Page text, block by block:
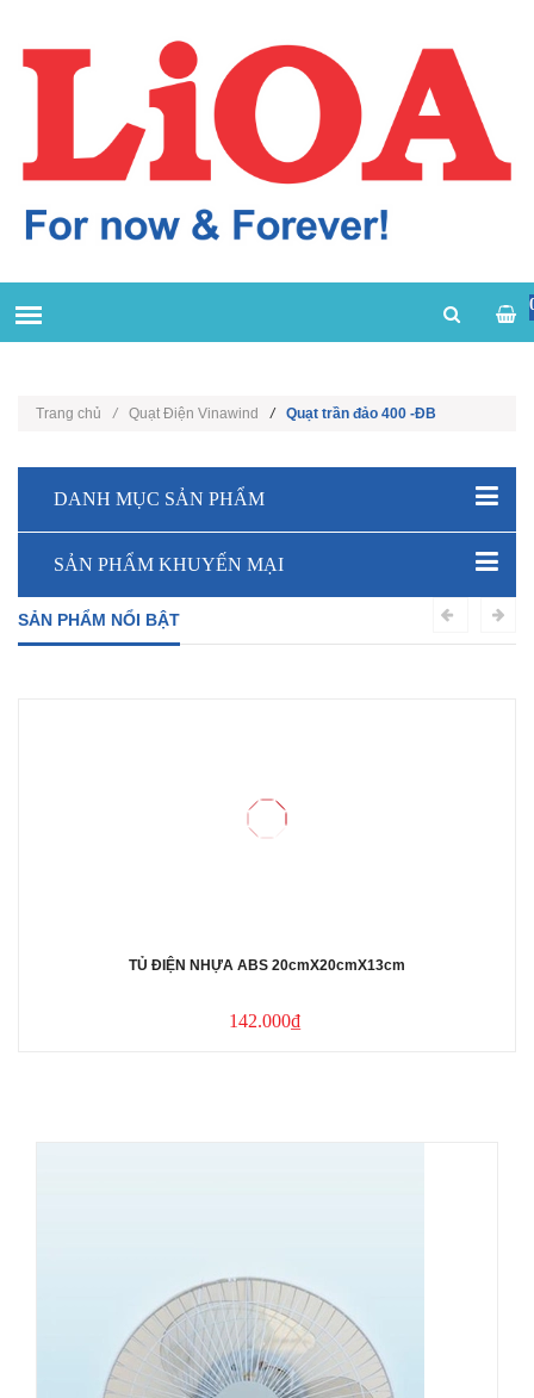
Trang chủ / Quạt Điện Vinawind / Quạt trần đảo 400 -ĐB
DANH MỤC SẢN PHẨM
SẢN PHẨM KHUYẾN MẠI
SẢN PHẨM NỔI BẬT
TỦ ĐIỆN NHỰA ABS 20cmX20cmX13cm
142.000₫